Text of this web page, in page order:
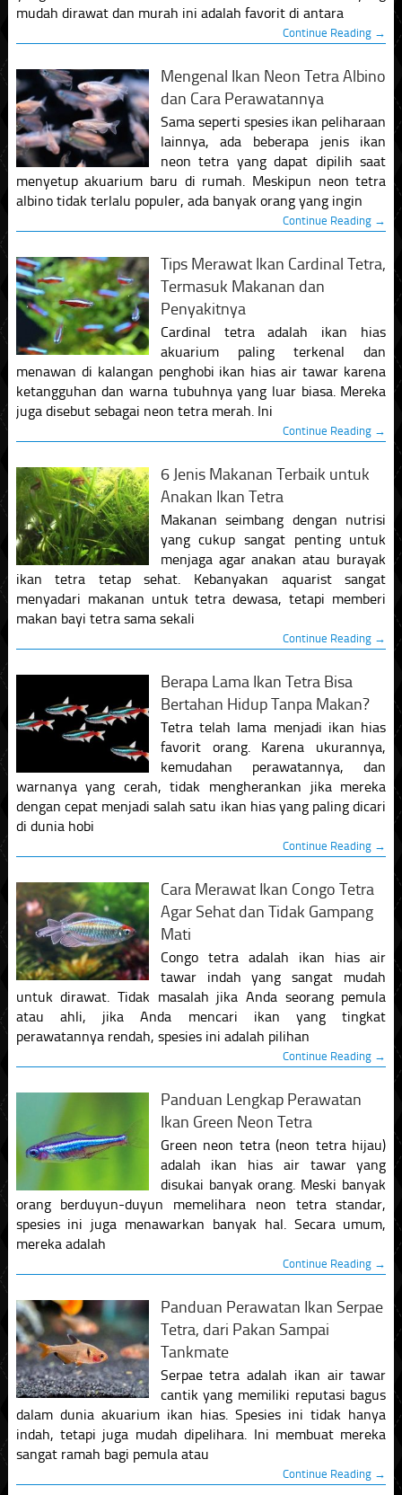
mudah dirawat dan murah ini adalah favorit di antara
Continue Reading →
Mengenal Ikan Neon Tetra Albino
dan Cara Perawatannya
Sama seperti spesies ikan peliharaan
lainnya, ada beberapa jenis ikan
neon tetra yang dapat dipilih saat
menyetup akuarium baru di rumah. Meskipun neon tetra
albino tidak terlalu populer, ada banyak orang yang ingin
Continue Reading →
Tips Merawat Ikan Cardinal Tetra,
Termasuk Makanan dan
Penyakitnya
Cardinal tetra adalah ikan hias
akuarium paling terkenal dan
menawan di kalangan penghobi ikan hias air tawar karena
ketangguhan dan warna tubuhnya yang luar biasa. Mereka
juga disebut sebagai neon tetra merah. Ini
Continue Reading →
6 Jenis Makanan Terbaik untuk
Anakan Ikan Tetra
Makanan seimbang dengan nutrisi
yang cukup sangat penting untuk
menjaga agar anakan atau burayak
ikan tetra tetap sehat. Kebanyakan aquarist sangat
menyadari makanan untuk tetra dewasa, tetapi memberi
makan bayi tetra sama sekali
Continue Reading →
Berapa Lama Ikan Tetra Bisa
Bertahan Hidup Tanpa Makan?
Tetra telah lama menjadi ikan hias
favorit orang. Karena ukurannya,
kemudahan perawatannya, dan
warnanya yang cerah, tidak mengherankan jika mereka
dengan cepat menjadi salah satu ikan hias yang paling dicari
di dunia hobi
Continue Reading →
Cara Merawat Ikan Congo Tetra
Agar Sehat dan Tidak Gampang
Mati
Congo tetra adalah ikan hias air
tawar indah yang sangat mudah
untuk dirawat. Tidak masalah jika Anda seorang pemula
atau ahli, jika Anda mencari ikan yang tingkat
perawatannya rendah, spesies ini adalah pilihan
Continue Reading →
Panduan Lengkap Perawatan
Ikan Green Neon Tetra
Green neon tetra (neon tetra hijau)
adalah ikan hias air tawar yang
disukai banyak orang. Meski banyak
orang berduyun-duyun memelihara neon tetra standar,
spesies ini juga menawarkan banyak hal. Secara umum,
mereka adalah
Continue Reading →
Panduan Perawatan Ikan Serpae
Tetra, dari Pakan Sampai
Tankmate
Serpae tetra adalah ikan air tawar
cantik yang memiliki reputasi bagus
dalam dunia akuarium ikan hias. Spesies ini tidak hanya
indah, tetapi juga mudah dipelihara. Ini membuat mereka
sangat ramah bagi pemula atau
Continue Reading →